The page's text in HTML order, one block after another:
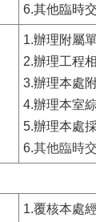
6.其他臨時
1.辦理附屬
2.辦理工程
3.辦理本處
4.辦理本室
5.辦理本處
6.其他臨時
1.覆核本處